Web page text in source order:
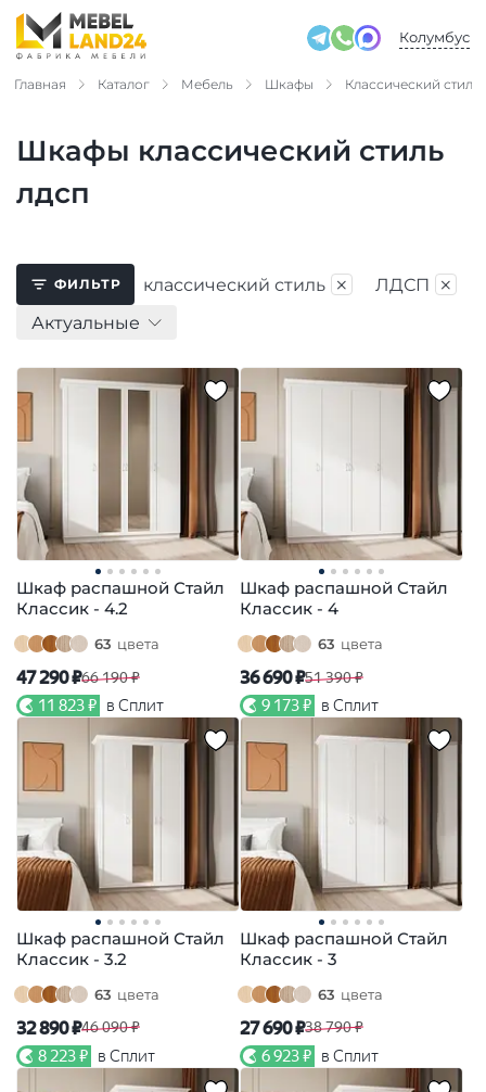
Колумбус
Главная Каталог Мебель Шкафы Классический стиль
Шкафы классический стиль
лдсп
ФИЛЬТР классический стиль × ЛДСП ×
Актуальные
Шкаф распашной Стайл
Классик - 4.2
63 цвета
47 290 ₽66 190 ₽
11 823 ₽ в Сплит
Шкаф распашной Стайл
Классик - 4
63 цвета
36 690 ₽51 390 ₽
9 173 ₽ в Сплит
Шкаф распашной Стайл
Классик - 3.2
63 цвета
32 890 ₽46 090 ₽
8 223 ₽ в Сплит
Шкаф распашной Стайл
Классик - 3
63 цвета
27 690 ₽38 790 ₽
6 923 ₽ в Сплит